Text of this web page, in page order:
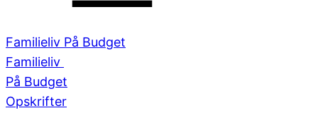
Familieliv På Budget
Familieliv
På Budget
Opskrifter